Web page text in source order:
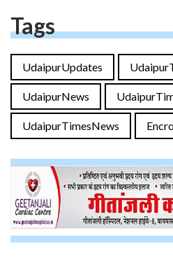
Tags
UdaipurUpdates
UdaipurNews
UdaipurTimesNews